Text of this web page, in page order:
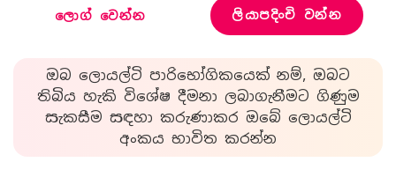
ලොග් වෙන්න ලියාපදිංචි වන්න
ඔබ ලොයල්ටි පාරිභෝගිකයෙක් නම්, ඔබට
තිබිය හැකි විශේෂ දීමනා ලබාගැනීමට ගිණුම
සැකසීම සඳහා කරුණාකර ඔබේ ලොයල්ටි
අංකය භාවිත කරන්න